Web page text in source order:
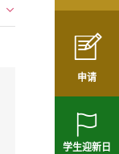
申请
学生迎新日